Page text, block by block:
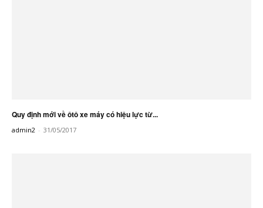
Quy định mới về ôtô xe máy có hiệu lực từ...
admin2 - 31/05/2017